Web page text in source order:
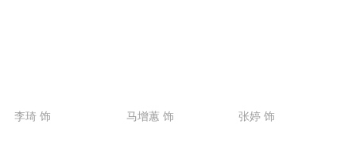
李琦 饰 马增蕙 饰 张婷 饰